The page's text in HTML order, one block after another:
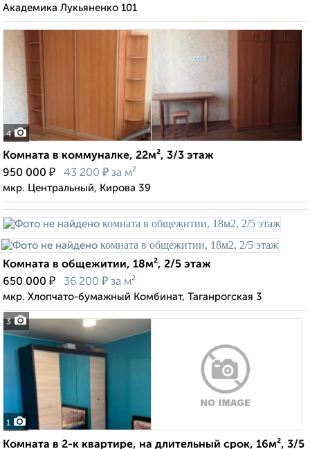
Академика Лукьяненко 101
4
Комната в коммуналке, 22м², 3/3 этаж
950 000 ₽ 43 200 ₽ за м²
мкр. Центральный, Кирова 39
3
Комната в общежитии, 18м², 2/5 этаж
650 000 ₽ 36 200 ₽ за м²
мкр. Хлопчато-бумажный Комбинат, Таганрогская 3
1
Комната в 2-к квартире, на длительный срок, 16м², 3/5